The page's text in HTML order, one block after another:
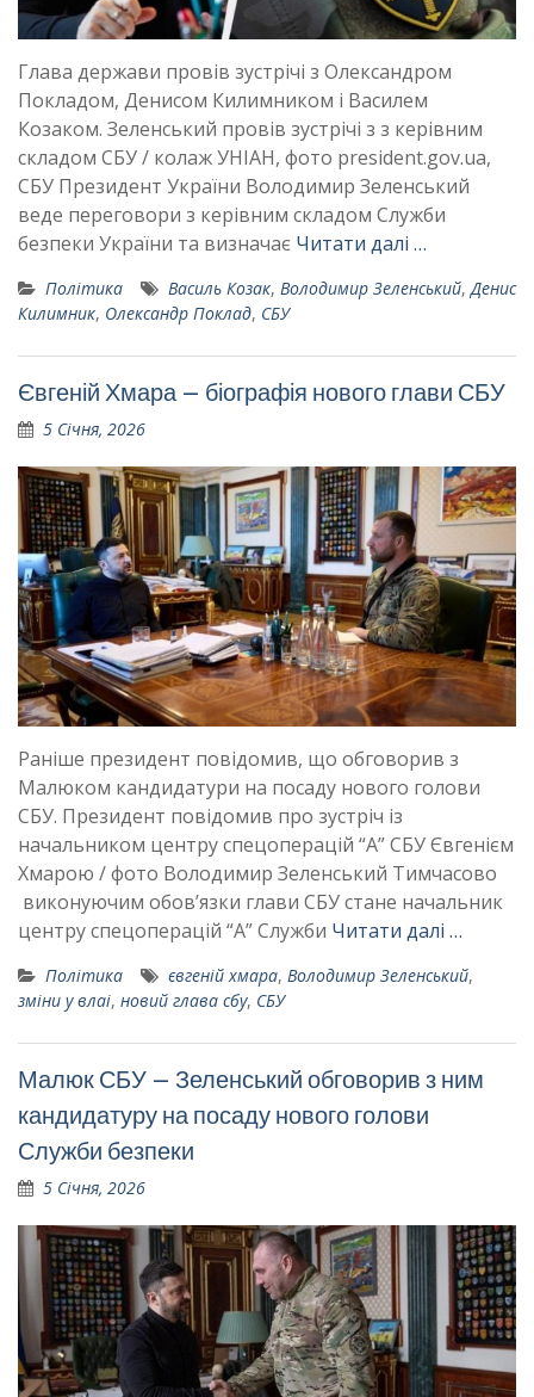
​​​​​​​Глава держави провів зустрічі з Олександром
Покладом, Денисом Килимником і Василем
Козаком. Зеленський провів зустрічі з з керівним
складом СБУ / колаж УНІАН, фото president.gov.ua,
СБУ Президент України Володимир Зеленський
веде переговори з керівним складом Служби
безпеки України та визначає Читати далі …
Політика Василь Козак, Володимир Зеленський, Денис
Килимник, Олександр Поклад, СБУ
Євгеній Хмара – біографія нового глави СБУ
5 Січня, 2026
Раніше президент повідомив, що обговорив з
Малюком кандидатури на посаду нового голови
СБУ. Президент повідомив про зустріч із
начальником центру спецоперацій “А” СБУ Євгенієм
Хмарою / фото Володимир Зеленський Тимчасово
виконуючим обовʼязки глави СБУ стане начальник
центру спецоперацій “А” Служби Читати далі …
Політика євгеній хмара, Володимир Зеленський,
зміни у влаі, новий глава сбу, СБУ
Малюк СБУ – Зеленський обговорив з ним
кандидатуру на посаду нового голови
Служби безпеки
5 Січня, 2026